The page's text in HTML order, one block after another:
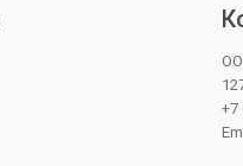
+7